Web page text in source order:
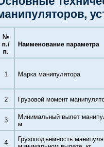
№
п./
п.
Наименование параметра
1 Марка манипулятора
2 Грузовой момент
3
Минимальный вылет
м
4
Грузоподъемность